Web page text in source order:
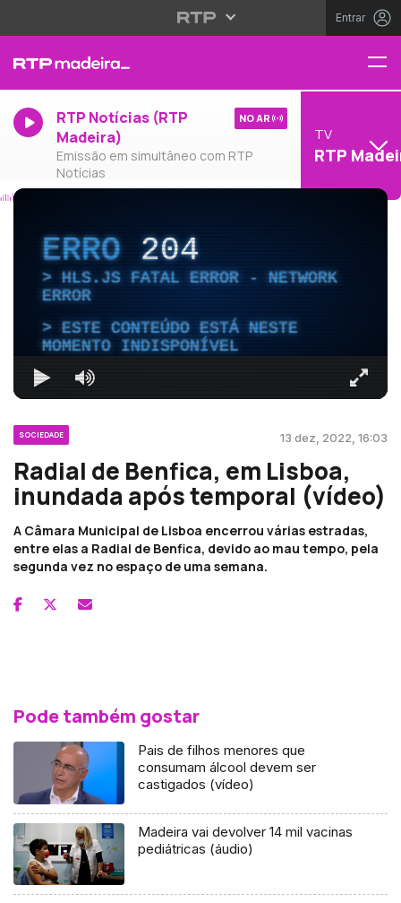
Entrar
RTP Notícias (RTP
Madeira)
Emissão em simultâneo com RTP
Notícias
NO AR
TV
RTP
ERRO204
HLS.JS FATAL ERROR - NETWORK
ERROR
ESTE CONTEÚDO ESTÁ NESTE
MOMENTO INDISPONÍVEL
SOCIEDADE 13 dez, 2022, 16:03
Radial de Benfica, em Lisboa,
inundada após temporal (vídeo)
A Câmara Municipal de Lisboa encerrou várias estradas,
entre elas a Radial de Benfica, devido ao mau tempo, pela
segunda vez no espaço de uma semana.
Pode também gostar
Pais de filhos menores que
consumam álcool devem ser
castigados (vídeo)
Madeira vai devolver 14 mil vacinas
pediátricas (áudio)